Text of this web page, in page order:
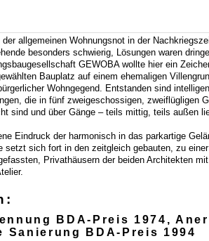
der allgemeinen Wohnungsnot in der
besonders schwierig, Lösungen waren
GEWOBA wollte hier ein
Bauplatz auf einem ehemaligen
Wohngegend. Entstanden sind
die in fünf zweigeschossigen, zweiflügligen
sind und über Gänge – teils mittig, teils außen
Eindruck der harmonisch in das parkartige
setzt sich fort in den zeitgleich gebauten, zu
Privathäusern der beiden Architekten
BDA-Preis 1974,
Sanierung BDA-Preis 1994